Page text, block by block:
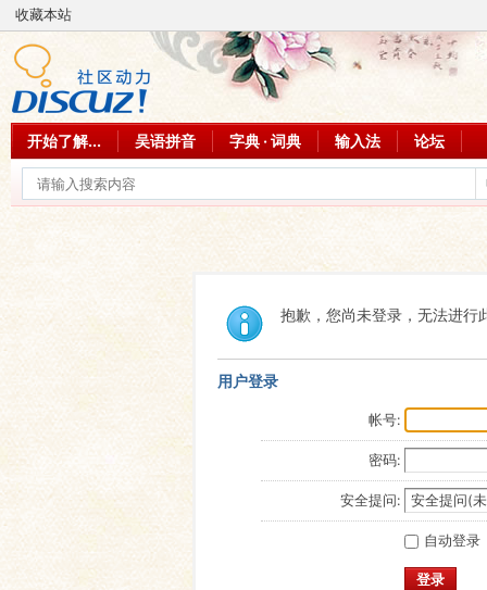
收藏本站
开始了解... 吴语拼音 字典 · 词典 输入法 论坛
抱歉，您尚未登录，无法进行
用户登录
帐号:
密码:
安全提问:
自动登录
登录